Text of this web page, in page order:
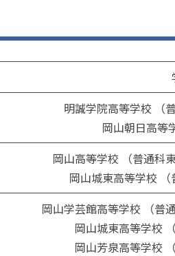
明誠学院高等学校 （
岡山朝日高等
岡山高等学校 （普通科
岡山城東高等学校 （
岡山学芸館高等学校 （普
岡山城東高等学校
岡山芳泉高等学校